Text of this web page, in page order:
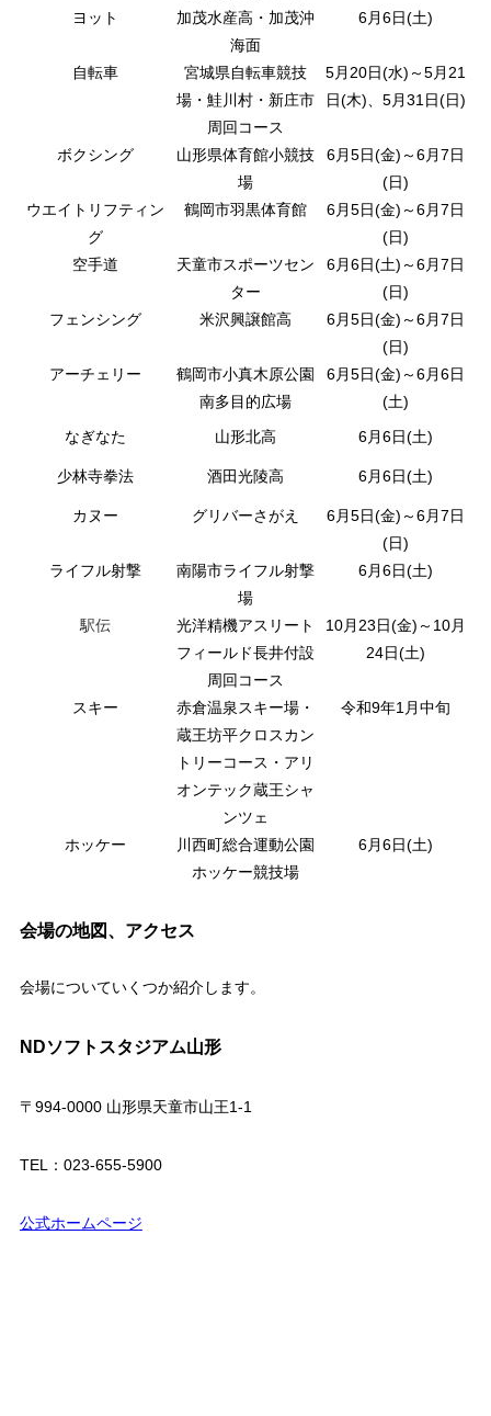
ヨット
加茂水産高・加茂沖
海面
6月6日(土)
自転車
宮城県自転車競技
場・鮭川村・新庄市
周回コース
5月20日(水)～5月21
日(木)、5月31日(日)
ボクシング
山形県体育館小競技
場
6月5日(金)～6月7日
(日)
ウエイトリフティン
グ
鶴岡市羽黒体育館
6月5日(金)～6月7日
(日)
空手道
天童市スポーツセン
ター
6月6日(土)～6月7日
(日)
フェンシング
米沢興譲館高
6月5日(金)～6月7日
(日)
アーチェリー
鶴岡市小真木原公園
南多目的広場
6月5日(金)～6月6日
(土)
なぎなた
山形北高 6月6日(土)
少林寺拳法 酒田光陵高 6月6日(土)
カヌー グリバーさがえ
6月5日(金)～6月7日
(日)
ライフル射撃
南陽市ライフル射撃
場
6月6日(土)
駅伝
光洋精機アスリート
フィールド長井付設
周回コース
10月23日(金)～10月
24日(土)
スキー
赤倉温泉スキー場・
蔵王坊平クロスカン
トリーコース・アリ
オンテック蔵王シャ
ンツェ
令和9年1月中旬
ホッケー
川西町総合運動公園
ホッケー競技場
6月6日(土)
会場の地図、アクセス
会場についていくつか紹介します。
NDソフトスタジアム山形
〒994-0000 山形県天童市山王1-1
TEL：023-655-5900
公式ホームページ